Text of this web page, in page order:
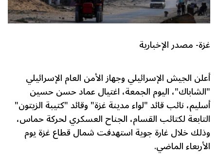
غزة- مصدر الإخبارية
أعلن الجيش الإسرائيلي وجهاز الأمن العام الإسرائيلي
"الشاباك"، اليوم الجمعة، اغتيال عماد حسن حسين
أسليم، نائب قائد "لواء مدينة غزة" وقائد "كتيبة الزيتون"
التابعة لكتائب القسام، الجناح العسكري لحركة حماس،
وذلك خلال غارة جوية استهدفت شمال قطاع غزة يوم
الأربعاء الماضي.